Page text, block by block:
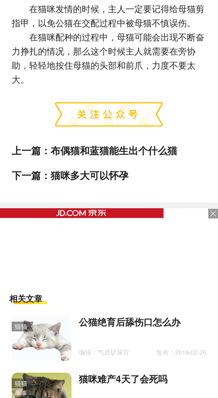
在猫咪发情的时候，主人一定要记得给母猫剪
指甲，以免公猫在交配过程中被母猫不慎误伤。
在猫咪配种的过程中，母猫可能会出现不断奋
力挣扎的情况，那么这个时候主人就需要在旁协
助，轻轻地按住母猫的头部和前爪，力度不要太
大。
上一篇： 布偶猫和蓝猫能生出个什么猫
下一篇： 猫咪多大可以怀孕
相关文章
猫猫
孕事
公猫绝育后舔伤口怎么办
编辑：气质铲屎官 发布：2019-02-26
猫猫
孕事
猫咪难产4天了会死吗